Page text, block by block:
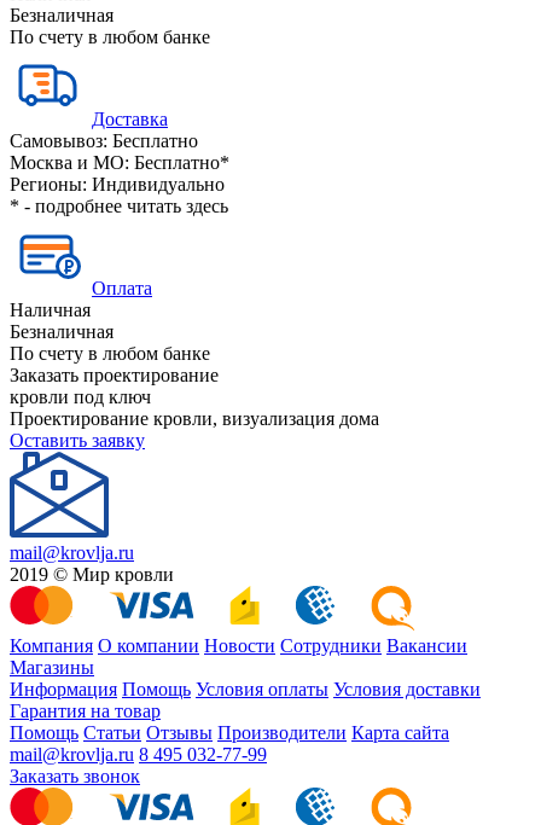
Безналичная
По счету в любом банке
Доставка
Самовывоз: Бесплатно
Москва и МО: Бесплатно*
Регионы: Индивидуально
* - подробнее читать здесь
Оплата
Наличная
Безналичная
По счету в любом банке
Заказать проектирование
кровли под ключ
Проектирование кровли, визуализация дома
Оставить заявку
mail@krovlja.ru
2019 © Мир кровли
Компания О компании Новости Сотрудники Вакансии
Магазины
Информация Помощь Условия оплаты Условия доставки
Гарантия на товар
Помощь Статьи Отзывы Производители Карта сайта
mail@krovlja.ru 8 495 032-77-99
Заказать звонок